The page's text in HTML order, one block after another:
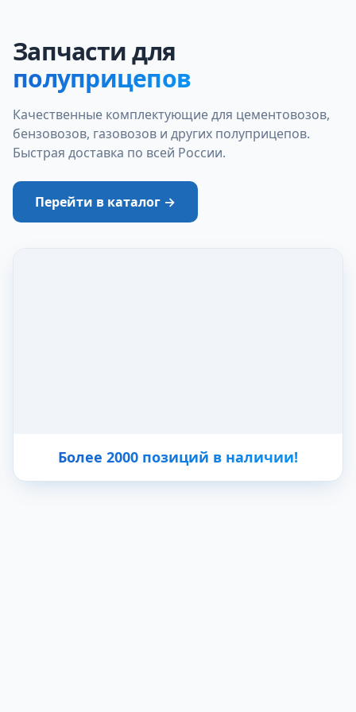
Запчасти для
полуприцепов
Качественные комплектующие для цементовозов,
бензовозов, газовозов и других полуприцепов.
Быстрая доставка по всей России.
Перейти в каталог →
Более 2000 позиций в наличии!